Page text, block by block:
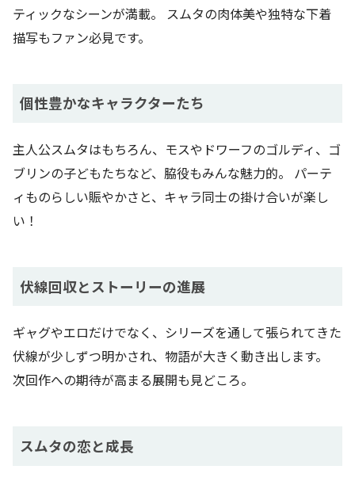
ティックなシーンが満載。 スムタの肉体美や独特な下着
描写もファン必見です。
個性豊かなキャラクターたち
主人公スムタはもちろん、モスやドワーフのゴルディ、ゴ
ブリンの子どもたちなど、脇役もみんな魅力的。 パーテ
ィものらしい賑やかさと、キャラ同士の掛け合いが楽し
い！
伏線回収とストーリーの進展
ギャグやエロだけでなく、シリーズを通して張られてきた
伏線が少しずつ明かされ、物語が大きく動き出します。
次回作への期待が高まる展開も見どころ。
スムタの恋と成長